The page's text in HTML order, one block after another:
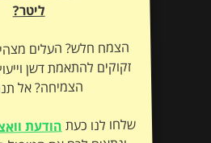
ליטר?
הצמח חלש? העלים
זקוקים להתאמת דשן
הצמיחה? אל
שלחו לנו כעתהודעת